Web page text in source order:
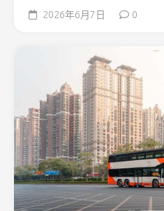
2026年6月7日 0